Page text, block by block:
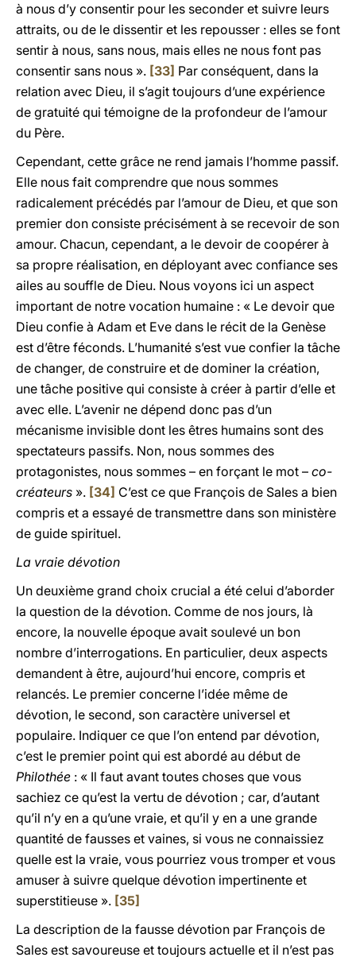
à nous d’y consentir pour les seconder et suivre leurs
attraits, ou de le dissentir et les repousser : elles se font
sentir à nous, sans nous, mais elles ne nous font pas
consentir sans nous ». [33] Par conséquent, dans la
relation avec Dieu, il s’agit toujours d’une expérience
de gratuité qui témoigne de la profondeur de l’amour
du Père.
Cependant, cette grâce ne rend jamais l’homme passif.
Elle nous fait comprendre que nous sommes
radicalement précédés par l’amour de Dieu, et que son
premier don consiste précisément à se recevoir de son
amour. Chacun, cependant, a le devoir de coopérer à
sa propre réalisation, en déployant avec confiance ses
ailes au souffle de Dieu. Nous voyons ici un aspect
important de notre vocation humaine : « Le devoir que
Dieu confie à Adam et Eve dans le récit de la Genèse
est d’être féconds. L’humanité s’est vue confier la tâche
de changer, de construire et de dominer la création,
une tâche positive qui consiste à créer à partir d’elle et
avec elle. L’avenir ne dépend donc pas d’un
mécanisme invisible dont les êtres humains sont des
spectateurs passifs. Non, nous sommes des
protagonistes, nous sommes – en forçant le mot – co-
créateurs ». [34] C’est ce que François de Sales a bien
compris et a essayé de transmettre dans son ministère
de guide spirituel.
La vraie dévotion
Un deuxième grand choix crucial a été celui d’aborder
la question de la dévotion. Comme de nos jours, là
encore, la nouvelle époque avait soulevé un bon
nombre d’interrogations. En particulier, deux aspects
demandent à être, aujourd’hui encore, compris et
relancés. Le premier concerne l’idée même de
dévotion, le second, son caractère universel et
populaire. Indiquer ce que l’on entend par dévotion,
c’est le premier point qui est abordé au début de
Philothée : « Il faut avant toutes choses que vous
sachiez ce qu’est la vertu de dévotion ; car, d’autant
qu’il n’y en a qu’une vraie, et qu’il y en a une grande
quantité de fausses et vaines, si vous ne connaissiez
quelle est la vraie, vous pourriez vous tromper et vous
amuser à suivre quelque dévotion impertinente et
superstitieuse ». [35]
La description de la fausse dévotion par François de
Sales est savoureuse et toujours actuelle et il n’est pas